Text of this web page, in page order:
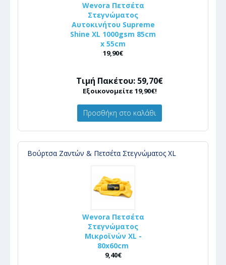
Wevora Πετσέτα
Στεγνώματος
Αυτοκινήτου Supreme
Shine XL 1000gsm 85cm
x 55cm
19,90€
Τιμή Πακέτου: 59,70€
Εξοικονομείτε 19,90€!
Προσθήκη στο καλάθι
Βούρτσα Ζαντών & Πετσέτα Στεγνώματος XL
Wevora Πετσέτα
Στεγνώματος
Μικροϊνών XL -
80x60cm
9,40€